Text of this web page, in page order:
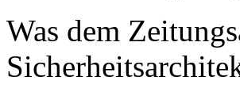
Was dem